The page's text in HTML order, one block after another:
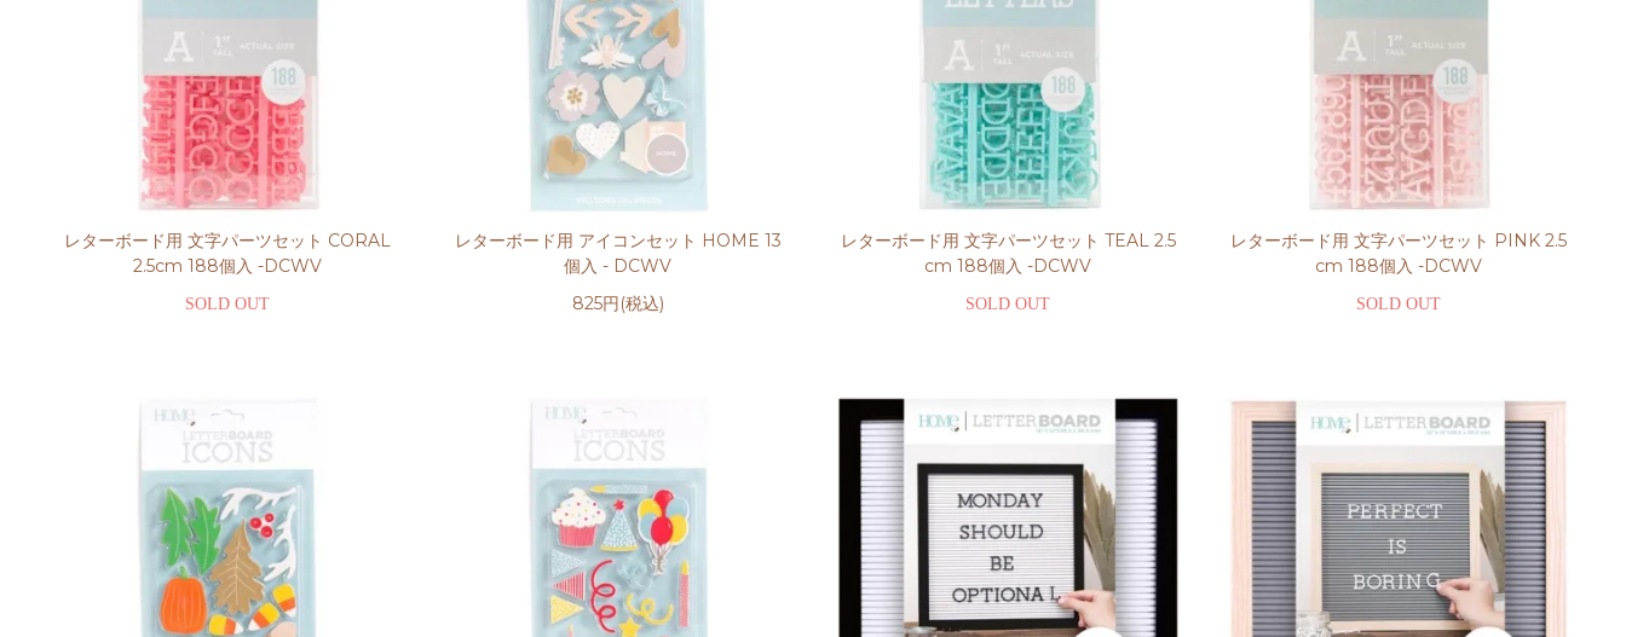
レターボード用 文字パーツセット CORAL
2.5cm 188個入 -DCWV
SOLD OUT
レターボード用 アイコンセット HOME 13
個入 - DCWV
825円(税込)
レターボード用 文字パーツセット TEAL 2.5
cm 188個入 -DCWV
SOLD OUT
レターボード用 文字パーツセット PINK 2.5
cm 188個入 -DCWV
SOLD OUT